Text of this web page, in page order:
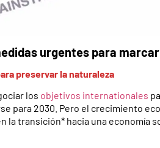
urgentes para
preservar la naturaleza
los objetivos internationales
para 2030. Pero el crecimiento
la transición* hacia una economía